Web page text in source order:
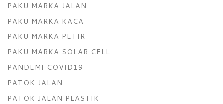
PAKU MARKA JALAN
PAKU MARKA KACA
PAKU MARKA PETIR
PAKU MARKA SOLAR CELL
PANDEMI COVID19
PATOK JALAN
PATOK JALAN PLASTIK